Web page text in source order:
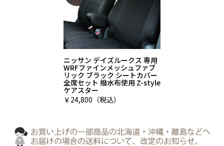
ニッサン デイズルークス 専用
WRFファインメッシュファブ
リック ブラック シートカバー
全席セット 撥水布使用 Z-style
ケアスター
￥24,800（税込）